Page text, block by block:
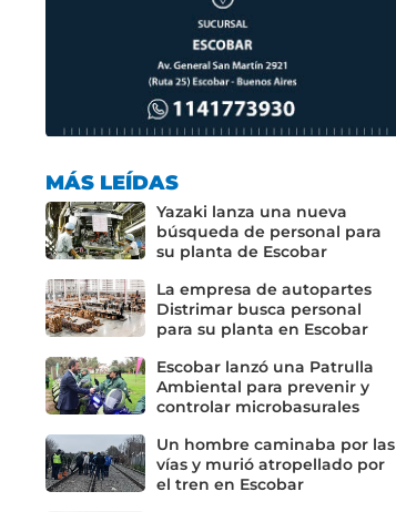
MÁS LEÍDAS
Yazaki lanza una nueva
búsqueda de personal para
su planta de Escobar
La empresa de autopartes
Distrimar busca personal
para su planta en Escobar
Escobar lanzó una Patrulla
Ambiental para prevenir y
controlar microbasurales
Un hombre caminaba por las
vías y murió atropellado por
el tren en Escobar